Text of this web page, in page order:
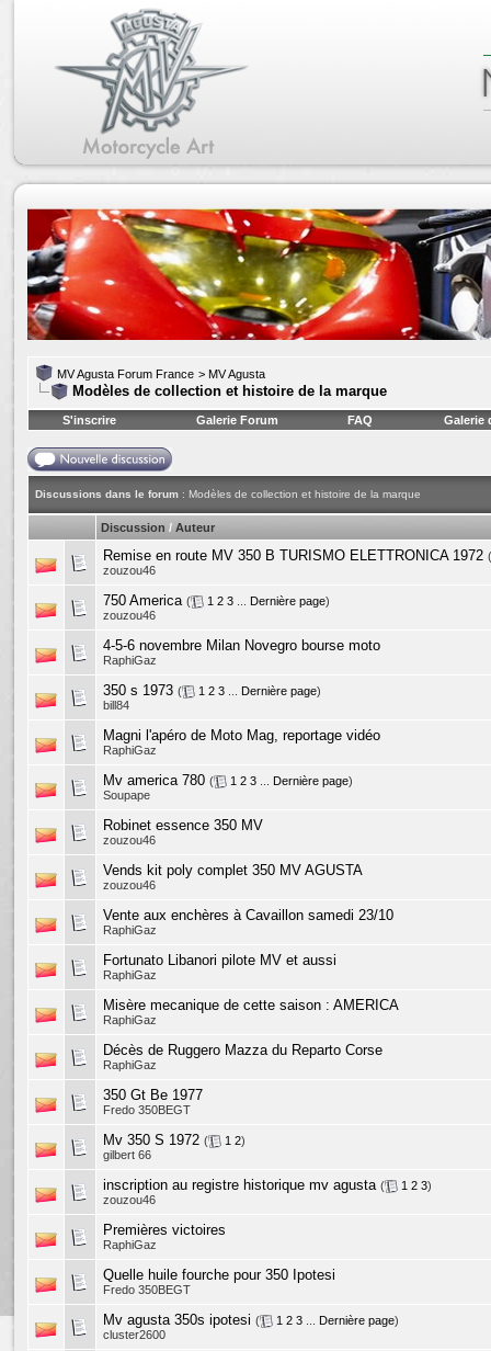
MV Agusta Forum France > MV Agusta
Modèles de collection et histoire de la marque
S'inscrire Galerie Forum FAQ Galerie
Discussions dans le forum : Modèles de collection et histoire de la marque
Discussion / Auteur
Remise en route MV 350 B TURISMO ELETTRONICA 1972 (
zouzou46
750 America ( 1 2 3 Dernière page)
zouzou46
4-5-6 novembre Milan Novegro bourse moto
RaphiGaz
350 s 1973 ( 1 2 3 Dernière page)
bill84
Magni l'apéro de Moto Mag, reportage vidéo
RaphiGaz
Mv america 780 ( 1 2 3 Dernière page)
Soupape
Robinet essence 350 MV
zouzou46
Vends kit poly complet 350 MV AGUSTA
zouzou46
Vente aux enchères à Cavaillon samedi 23/10
RaphiGaz
Fortunato Libanori pilote MV et aussi
RaphiGaz
Misère mecanique de cette saison : AMERICA
RaphiGaz
Décès de Ruggero Mazza du Reparto Corse
RaphiGaz
350 Gt Be 1977
Fredo 350BEGT
Mv 350 S 1972 ( 1 2)
gilbert 66
inscription au registre historique mv agusta ( 1 2 3)
zouzou46
Premières victoires
RaphiGaz
Quelle huile fourche pour 350 Ipotesi
Fredo 350BEGT
Mv agusta 350s ipotesi ( 1 2 3 Dernière page)
cluster2600